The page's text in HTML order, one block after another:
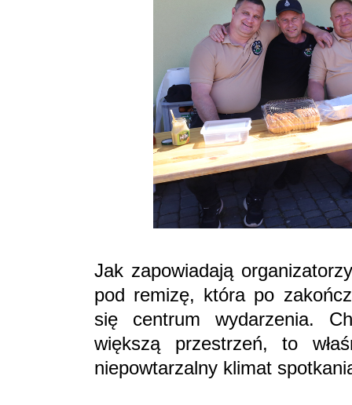
Jak zapowiadają
pod remizę, która po
się centrum wydarzenia.
większą przestrzeń, to
niepowtarzalny klimat